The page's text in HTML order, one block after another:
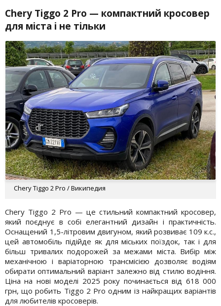
Chery Tiggo 2 Pro — компактний кросовер
для міста і не тільки
Chery Tiggo 2 Pro / Википедия
Chery Tiggo 2 Pro — це стильний компактний кросовер,
який поєднує в собі елегантний дизайн і практичність.
Оснащений 1,5-літровим двигуном, який розвиває 109 к.с.,
цей автомобіль підійде як для міських поїздок, так і для
більш тривалих подорожей за межами міста. Вибір між
механічною і варіаторною трансмісією дозволяє водіям
обирати оптимальний варіант залежно від стилю водіння.
Ціна на нові моделі 2025 року починається від 618 000
грн, що робить Tiggo 2 Pro одним із найкращих варіантів
для любителів кросоверів.